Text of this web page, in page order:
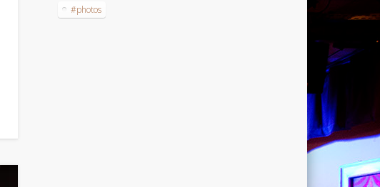
#photos